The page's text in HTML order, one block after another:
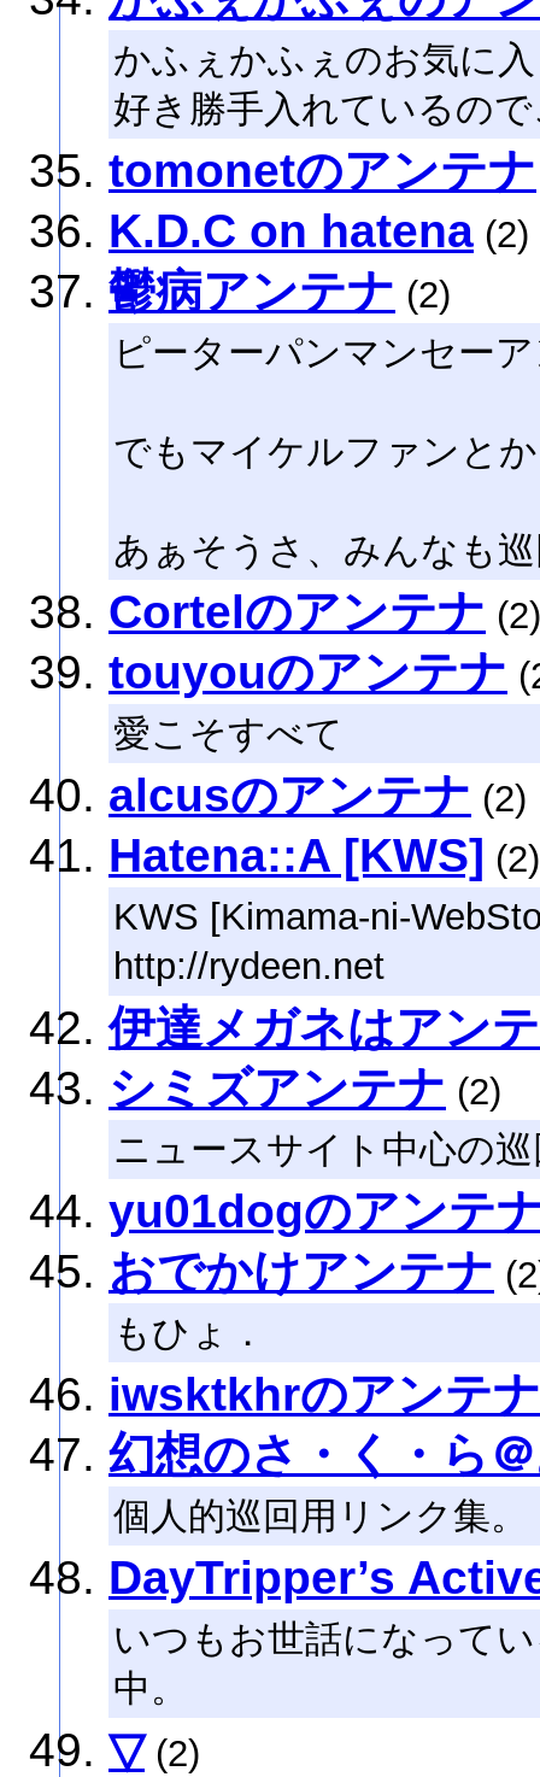
かふぇかふぇのお気に
好き勝手入れているの
tomonetのアンテナ
K.D.C on hatena (2)
鬱病アンテナ (2)
ピーターパンマンセー
でもマイケルファンと
あぁそうさ、みんなも
Cortelのアンテナ (2)
touyouのアンテナ
愛こそすべて
alcusのアンテナ (2)
Hatena::A [KWS] (2)
KWS [Kimama-ni-
http://rydeen.net
伊達メガネはアン
シミズアンテナ (2)
ニュースサイト中心の
yu01dogのアンテ
おでかけアンテナ
もひょ．
iwsktkhrのアンテナ
幻想のさ・く・ら
個人的巡回用リンク集。
DayTripper’s
いつもお世話になって
中。
▽ (2)